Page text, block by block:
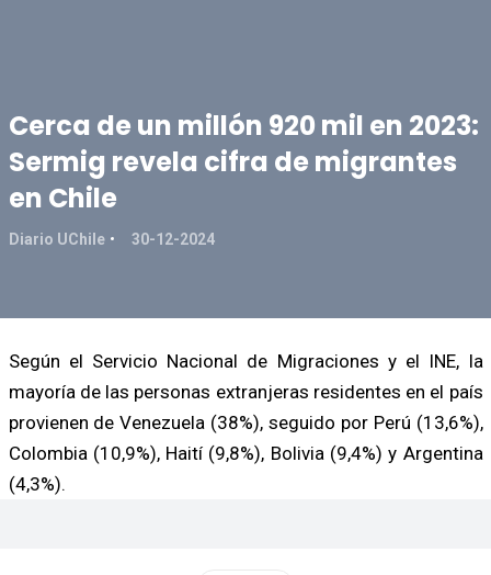
Cerca de un millón 920 mil en 2023:
Sermig revela cifra de migrantes
en Chile
Diario UChile 30-12-2024
Según el Servicio Nacional de Migraciones y el INE, la
mayoría de las personas extranjeras residentes en el país
provienen de Venezuela (38%), seguido por Perú (13,6%),
Colombia (10,9%), Haití (9,8%), Bolivia (9,4%) y Argentina
(4,3%).